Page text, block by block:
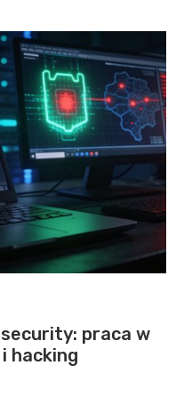
praca w
hacking